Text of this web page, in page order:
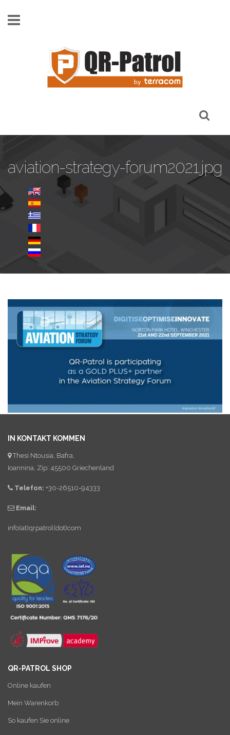
aviation-strategy-forum2021.jpg
IN KONTAKT KOMMEN
Thesi Ntousia, Bafra,
Ioannina, Zip: 45500 Griechenland
Telefon: +30-26510-94333
Email:
info(at)qrpatrol(dot)com
QR-PATROL SHOP
Online kaufen
Mein Warenkorb
So kaufen Sie online